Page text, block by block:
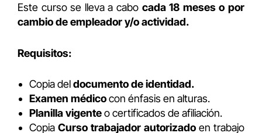
Este curso se lleva a cabo cada 18 meses o por
cambio de empleador y/o actividad.
Requisitos:
Copia deldocumento de identidad.
Examen médicocon énfasis en alturas.
Planilla vigenteo certificados de afiliación.
Copia Curso trabajador autorizado en trabajo